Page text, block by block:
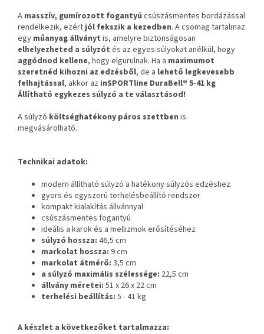
A masszív, gumírozott fogantyú csúszásmentes bordázással
rendelkezik, ezért jól fekszik a kezedben. A csomag tartalmaz
egy műanyag állványt is, amelyre biztonságosan
elhelyezheted a súlyzót és az egyes súlyokat anélkül, hogy
aggódnod kellene, hogy elgurulnak. Ha a maximumot
szeretnéd kihozni az edzésből, de a lehető legkevesebb
felhajtással, akkor az inSPORTline DuraBell® 5-41 kg
Állítható egykezes súlyzó a te választásod!
A súlyzó költséghatékony páros szettben is
megvásárolható.
Technikai adatok:
modern állítható súlyzó a hatékony súlyzós edzéshez
gyors és egyszerű terhelésbeállító rendszer
kompakt kialakítás állvánnyal
csúszásmentes fogantyú
ideális a karok és a mellizmok erősítéséhez
súlyzó hossza: 46,5 cm
markolat hossza: 9 cm
markolat átmérő: 3,5 cm
a súlyzó maximális szélessége: 22,5 cm
állvány méretei: 51 x 26 x 22 cm
terhelési beállítás: 5 - 41 kg
A készlet a következőket tartalmazza: